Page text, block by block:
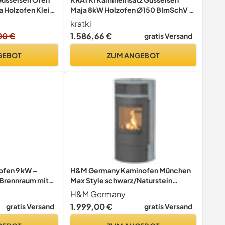
Holzofen Klein
€
Maja 8kW Holzofen Ø150 BImSchV 2
EEK A
kratki
1.586,66 €
gratis Versand
ZUM ANGEBOT
9 kW –
mit
&
bis 50
A
gratis Versand
H&M Germany Kaminofen München
Max Style schwarz/Naturstein
150mm Rauchrohranschluss 8kw
Holzofen Kohle Schwedenofen
Steinverkleidung
H&M Germany
1.999,00 €
gratis Versand